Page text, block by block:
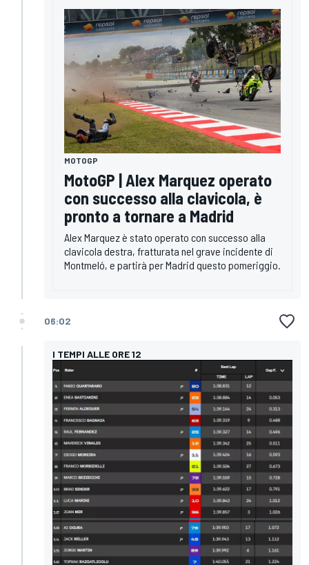
MOTOGP
MotoGP | Alex Marquez operato
con successo alla clavicola, è
pronto a tornare a Madrid
Alex Marquez è stato operato con successo alla
clavicola destra, fratturata nel grave incidente di
Montmeló, e partirà per Madrid questo pomeriggio.
06:02
I TEMPI ALLE ORE 12